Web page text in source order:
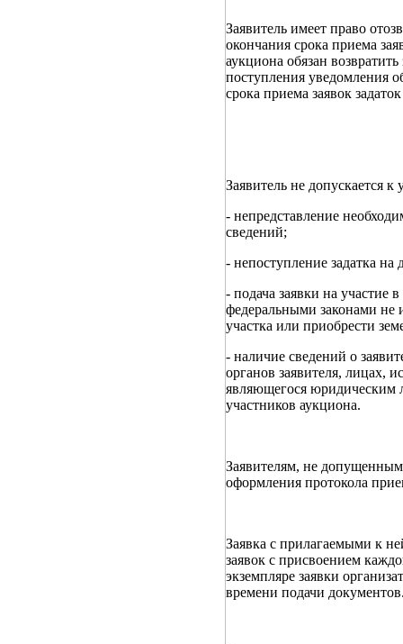
Заявитель имеет право
окончания срока приема
аукциона обязан
поступления уведомления
срока приема заявок
Заявитель не допускается
- непредставление
сведений;
- непоступление задатка на
- подача заявки на участие
федеральными законами не
участка или приобрести
- наличие сведений о
органов заявителя, лицах,
являющегося юридическим
участников аукциона.
Заявителям, не допущенным
оформления протокола
Заявка с прилагаемыми к
заявок с присвоением
экземпляре заявки
времени подачи